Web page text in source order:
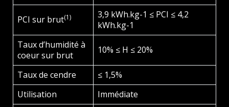
PCI sur brut(1)
3,9 kWh.kg-1 ≤ PCI ≤ 4,2
kWh.kg-1
Taux d’humidité à
coeur sur brut
10% ≤ H ≤ 20%
Taux de cendre
≤ 1,5%
Utilisation
Immédiate